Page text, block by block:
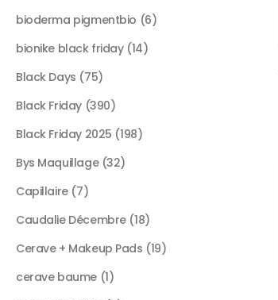
bioderma pigmentbio 6
bionike black friday 14
Black Days 75
Black Friday 390
Black Friday 2025 198
Bys Maquillage 32
Capillaire 7
Caudalie Décembre 18
Cerave + Makeup Pads 19
cerave baume 1